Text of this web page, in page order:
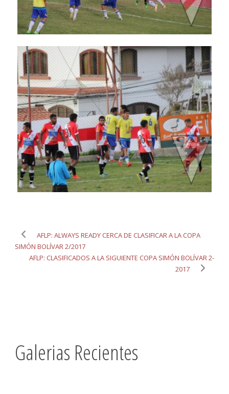
AFLP: ALWAYS READY CERCA DE CLASIFICAR A LA COPA
SIMÓN BOLÍVAR 2/2017
AFLP: CLASIFICADOS A LA SIGUIENTE COPA SIMÓN BOLÍVAR 2-
2017
Galerias Recientes